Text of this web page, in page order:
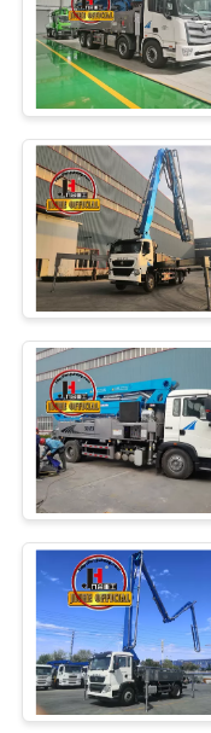
SOBRE
NOSOTROS
VIAJE
DE
LA
FÁBRICA
CONTROL
DE
CALIDAD
CONTACTO
LOS
E.E.U.U.
PIDA
UNA